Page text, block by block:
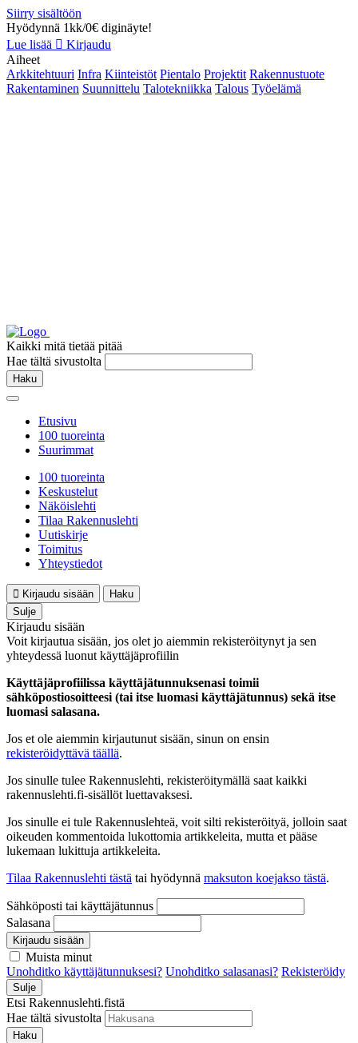
Siirry sisältöön
Hyödynnä 1kk/0€ diginäyte!
Lue lisää
Kirjaudu
Aiheet
Arkkitehtuuri Infra Kiinteistöt Pientalo Projektit Rakennustuote
Rakentaminen Suunnittelu Talotekniikka Talous Työelämä
Kaikki mitä tietää pitää
Hae tältä sivustolta
Haku
Etusivu
100 tuoreinta
Suurimmat
100 tuoreinta
Keskustelut
Näköislehti
Tilaa Rakennuslehti
Uutiskirje
Toimitus
Yhteystiedot
Kirjaudu sisään
Haku
Sulje
Kirjaudu sisään
Voit kirjautua sisään, jos olet jo aiemmin rekisteröitynyt ja sen
yhteydessä luonut käyttäjäprofiilin
Käyttäjäprofiilissa käyttäjätunnuksenasi toimii
sähköpostiosoitteesi (tai itse luomasi käyttäjätunnus) sekä itse
luomasi salasana.
Jos et ole aiemmin kirjautunut sisään, sinun on ensin
rekisteröidyttävä täällä.
Jos sinulle tulee Rakennuslehti, rekisteröitymällä saat kaikki
rakennuslehti.fi-sisällöt luettavaksesi.
Jos sinulle ei tule Rakennuslehteä, voit silti rekisteröityä, jolloin saat
oikeuden kommentoida lukottomia artikkeleita, mutta et pääse
lukemaan lukittuja artikkeleita.
Tilaa Rakennuslehti tästä tai hyödynnä maksuton koejakso tästä.
Sähköposti tai käyttäjätunnus
Salasana
Kirjaudu sisään
Muista minut
Unohditko käyttäjätunnuksesi? Unohditko salasanasi? Rekisteröidy
Sulje
Etsi Rakennuslehti.fistä
Hae tältä sivustolta
Haku